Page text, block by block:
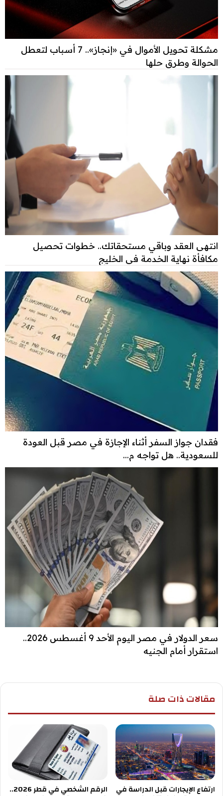
مشكلة تحويل الأموال في «إنجاز».. 7 أسباب لتعطل
الحوالة وطرق حلها
انتهى العقد وباقي مستحقاتك.. خطوات تحصيل
مكافأة نهاية الخدمة في الخليج
فقدان جواز السفر أثناء الإجازة في مصر قبل العودة
للسعودية.. هل تواجه م...
سعر الدولار في مصر اليوم الأحد 9 أغسطس 2026..
استقرار أمام الجنيه
مقالات ذات صلة
ارتفاع الإيجارات قبل الدراسة في الرقم الشخصي في قطر 2026..